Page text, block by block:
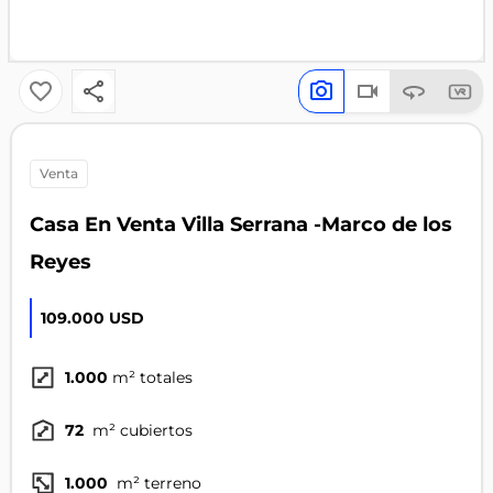
venta
Casa En Venta Villa Serrana -Marco de los
Reyes
109.000 USD
1.000 m² totales
72 m² cubiertos
1.000 m² terreno